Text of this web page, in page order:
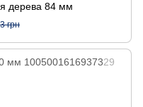
дерева 84 мм
грн